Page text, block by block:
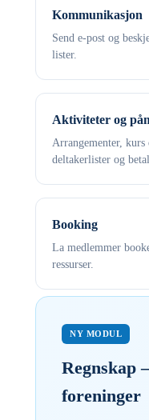
Kommunikasjon
Send e-post og
lister.
Aktiviteter og
Arrangementer,
deltakerlister og
Booking
La medlemmer
ressurser.
NY MODUL
Regnskap
foreninger